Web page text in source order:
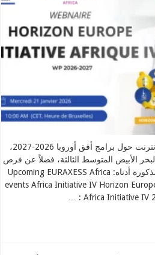
يدعو للمشاركة في ندوات عبر الإنترنت حول برامج أفق أوروبا 2026-2027،
البحر الأبيض المتوسط الثالثة، فضلاً عن فرص
التعاون العلمي الدولي الأخرى المذكورة أدناه: Upcoming EURAXESS Africa
events Africa Initiative IV Horizon
: Africa Initiative IV